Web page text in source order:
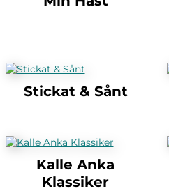
Stickat & Sånt
Kalle Anka
Klassiker